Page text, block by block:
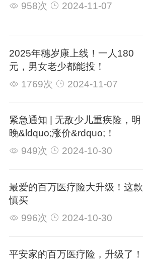
958次
2024-11-07
2025年穗岁康上线！一人180
元，男女老少都能投！
1769次
2024-11-07
紧急通知 | 无敌少儿重疾险，明
晚&ldquo;涨价&rdquo;！
949次
2024-10-30
最爱的百万医疗险大升级！这款
慎买
996次
2024-10-30
平安家的百万医疗险，升级了！